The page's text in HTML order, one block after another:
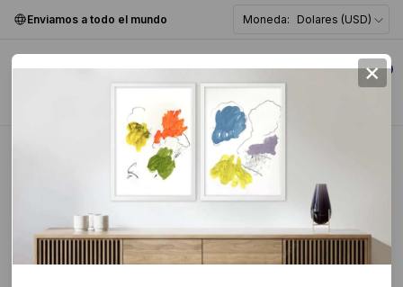
Enviamos a todo el mundo Moneda: Dolares (USD)
0
Abstracta >
×